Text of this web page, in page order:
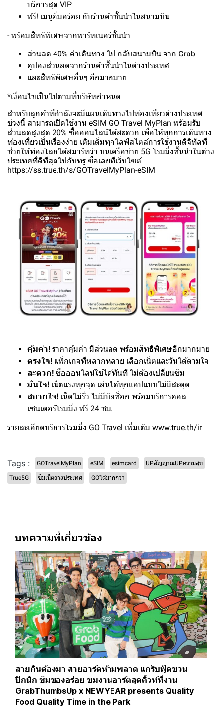
บริการสุด VIP
ฟรี! เมนูอิ่มอร่อย กับร้านค้าชั้นนำในสนามบิน
- พร้อมสิทธิพิเศษจากพาร์ทเนอร์ชั้นนำ
ส่วนลด 40% ค่าเดินทาง ไป-กลับสนามบิน จาก Grab
คูปองส่วนลดจากร้านค้าชั้นนำในต่างประเทศ
และสิทธิพิเศษอื่นๆ อีกมากมาย
*เงื่อนไขเป็นไปตามที่บริษัทกำหนด
สำหรับลูกค้าที่กำลังจะมีแผนเดินทางไปท่องเที่ยวต่างประเทศ
ช่วงนี้ สามารถเปิดใช้งาน eSIM GO Travel MyPlan พร้อมรับ
ส่วนลดสูงสุด 20% ซื้อออนไลน์ได้สะดวก เพื่อให้ทุกการเดินทาง
ท่องเที่ยวเป็นเรื่องง่าย เติมเต็มทุกไลฟ์สไตล์การใช้งานดิจิทัลที่
ช่วยให้ท่องโลกได้สมาร์ทว่า บนเครือข่าย 5G โรมมิ่งชั้นนำในต่าง
ประเทศที่ดีที่สุดไปกับทรู ซื้อเลยที่เว็บไซต์
https://ss.true.th/s/GOTravelMyPlan-eSIM
คุ้มค่า! ราคาคุ้มค่า มีส่วนลด พร้อมสิทธิพิเศษอีกมากมาย
ตรงใจ! แพ็กเกจที่หลากหลาย เลือกเน็ตและวันได้ตามใจ
สะดวก! ซื้อออนไลน์ใช้ได้ทันที ไม่ต้องเปลี่ยนซิม
มั่นใจ! เน็ตแรงทุกจุด เล่นได้ทุกแอปแบบไม่มีสะดุด
สบายใจ! เน็ตไม่รั่ว ไม่มีบิลช็อก พร้อมบริการคอล
เซนเตอร์โรมมิ่ง ฟรี 24 ชม.
รายละเอียดบริการโรมมิ่ง GO Travel เพิ่มเติม www.true.th/ir
Tags : GOTravelMyPlan eSIM esimcard UPสัญญาณUPความสุข
True5G ซิมเน็ตต่างประเทศ GOได้มากกว่า
บทความที่เกี่ยวข้อง
สายกินต้องมา สายอาร์ตห้ามพลาด แกร็บฟู้ดชวน
ปิกนิก ชิมของอร่อย ชมงานอาร์ตสุดคิ้วท์ที่งาน
GrabThumbsUp x NEWYEAR presents Quality
Food Quality Time in the Park